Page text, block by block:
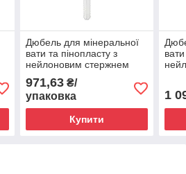
Дюбель для мінеральної
вати та пінопласту з
нейлоновим стержнем
971,63₴/
упаковка
Купити
1